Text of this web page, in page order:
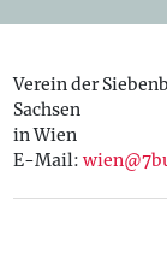
Verein der
Sachsen
in Wien
E-Mail: